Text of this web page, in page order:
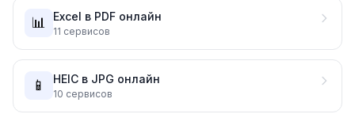
📊 Excel в PDF онлайн
11 сервисов
📱 HEIC в JPG онлайн
10 сервисов